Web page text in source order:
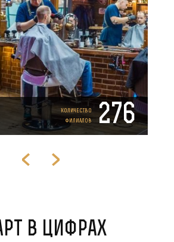
Количество
филиалов
276
в цифрах